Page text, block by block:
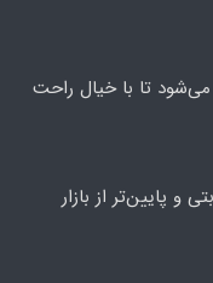
تا با خیال راحت
و پایین‌تر از بازار